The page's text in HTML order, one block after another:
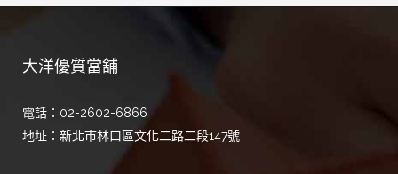
大洋優質當舖
電話：02-2602-6866
地址：新北市林口區文化二路二段147號